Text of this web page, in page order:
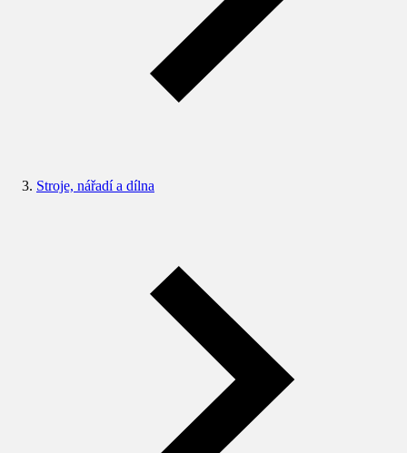
Stroje, nářadí a dílna